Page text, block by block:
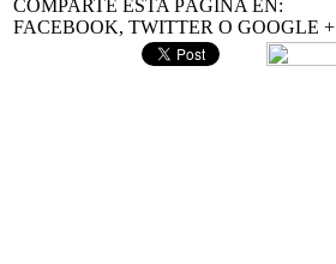
COMPARTE ESTA PÁGINA EN:
FACEBOOK, TWITTER O GOOGLE +